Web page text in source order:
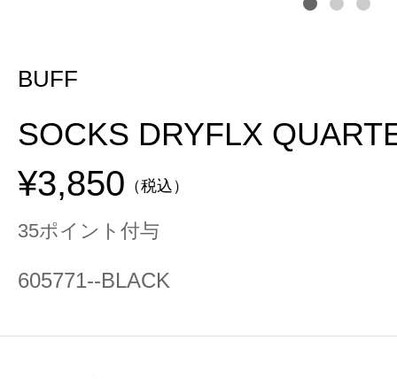
BUFF
SOCKS DRYFLX
¥3,850 （税込）
35ポイント付与
605771--BLACK